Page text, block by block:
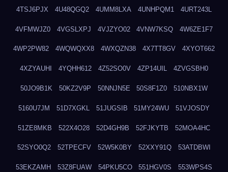
4TSJ6PJX 4U48QGQ2 4UMM8LXA 4UNHPQM1 4URT243L
4VFMWJZ0 4VGSLXPJ 4VJZYO02 4VNW7KSQ 4W6ZE1F7
4WP2PW82 4WQWQXX8 4WXQZN38 4X7TT8GV 4XYOT662
4XZYAUHI 4YQHH612 4Z52SO0V 4ZP14UIL 4ZVGSBH0
50JO9B1K 50KZ2V9P 50NNJN5E 50S8F1Z0 510NBX1W
5160U7JM 51D7XGKL 51JUGSIB 51MY24WU 51VJOSDY
51ZE8MKB 522X4O28 52D4GH9B 52FJKYTB 52MOA4HC
52SYO0Q2 52TPECFV 52W5K0BY 52XXY91Q 53ATDBWI
53EKZAMH 53Z8FUAW 54PKU5CO 551HGV0S 553WPS4S